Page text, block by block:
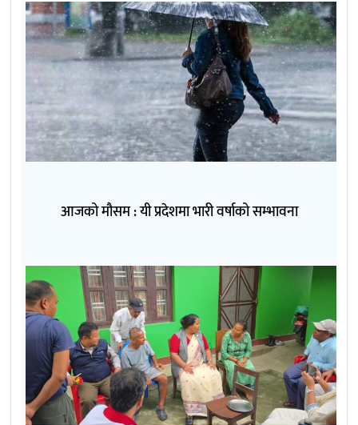
आजको मौसम : यी प्रदेशमा भारी वर्षाको सम्भावना